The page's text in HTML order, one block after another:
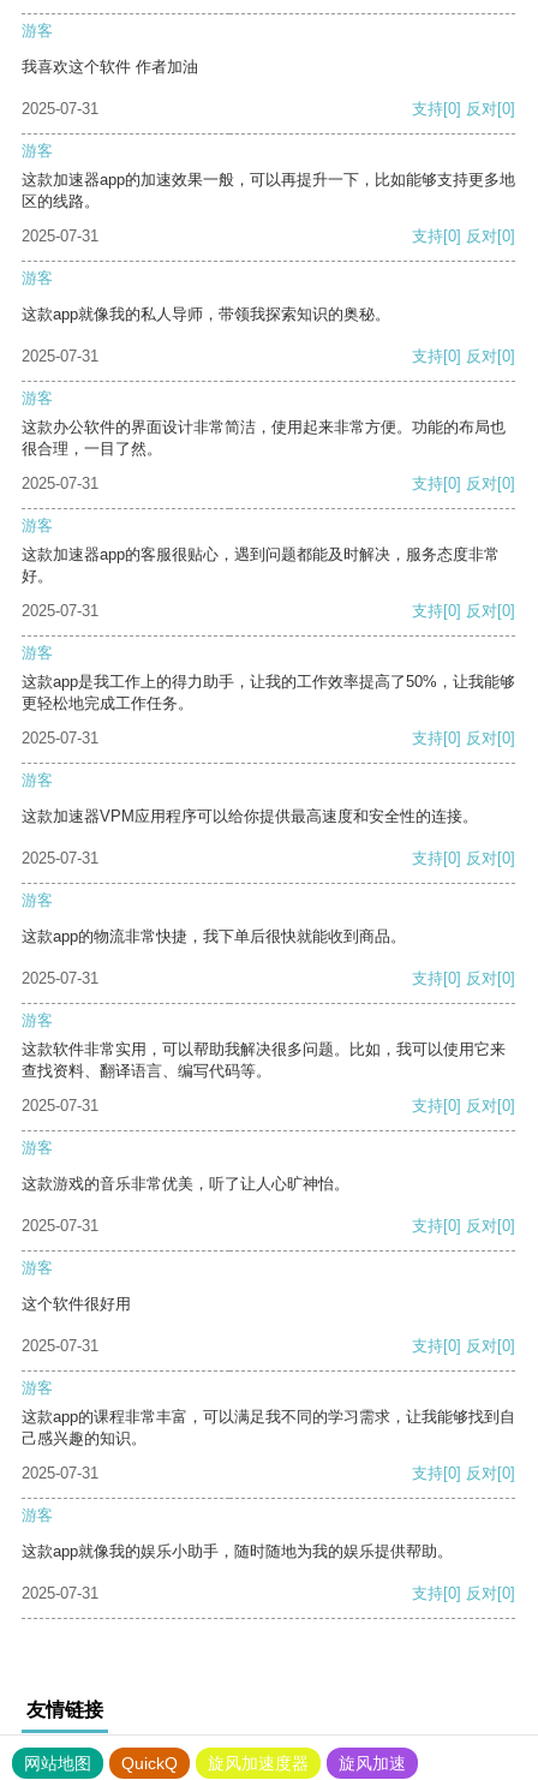
游客
我喜欢这个软件 作者加油
2025-07-31 支持[0] 反对[0]
游客
这款加速器app的加速效果一般，可以再提升一下，比如能够支持更多地
区的线路。
2025-07-31
支持[0] 反对[0]
游客
这款app就像我的私人导师，带领我探索知识的奥秘。
2025-07-31 支持[0] 反对[0]
游客
这款办公软件的界面设计非常简洁，使用起来非常方便。功能的布局也
很合理，一目了然。
2025-07-31
支持[0] 反对[0]
游客
这款加速器app的客服很贴心，遇到问题都能及时解决，服务态度非常
好。
2025-07-31
支持[0] 反对[0]
游客
这款app是我工作上的得力助手，让我的工作效率提高了50%，让我能够
更轻松地完成工作任务。
2025-07-31
支持[0] 反对[0]
游客
这款加速器VPM应用程序可以给你提供最高速度和安全性的连接。
2025-07-31 支持[0] 反对[0]
游客
这款app的物流非常快捷，我下单后很快就能收到商品。
2025-07-31 支持[0] 反对[0]
游客
这款软件非常实用，可以帮助我解决很多问题。比如，我可以使用它来
查找资料、翻译语言、编写代码等。
2025-07-31
支持[0] 反对[0]
游客
这款游戏的音乐非常优美，听了让人心旷神怡。
2025-07-31 支持[0] 反对[0]
游客
这个软件很好用
2025-07-31 支持[0] 反对[0]
游客
这款app的课程非常丰富，可以满足我不同的学习需求，让我能够找到自
己感兴趣的知识。
2025-07-31
支持[0] 反对[0]
游客
这款app就像我的娱乐小助手，随时随地为我的娱乐提供帮助。
2025-07-31 支持[0] 反对[0]
友情链接
网站地图 QuickQ 旋风加速度器 旋风加速